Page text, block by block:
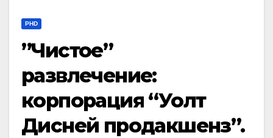
PHD
”Чистое”
развлечение:
корпорация “Уолт
Дисней продакшенз”.